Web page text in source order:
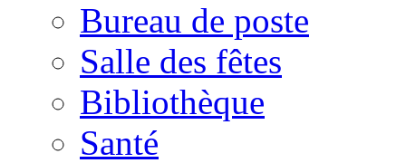
Bureau de poste
Salle des fêtes
Bibliothèque
Santé